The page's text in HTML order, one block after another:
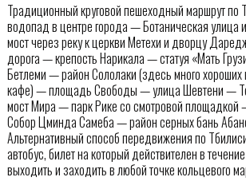
Традиционный круговой пешеходный маршрут по
водопад в центре города — Ботаническая
мост через реку к церкви Метехи и дворцу
дорога — крепость Нарикала — статуя «Мать
Бетлеми — район Сололаки (здесь много хороших
кафе) — площадь Свободы — улица Шевтени —
мост Мира — парк Рике со смотровой
Собор Цминда Самеба — район серных бань
Альтернативный способ передвижения по
автобус, билет на который действителен в
выходить и заходить в любой точке кольцевого